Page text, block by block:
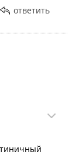
ответить